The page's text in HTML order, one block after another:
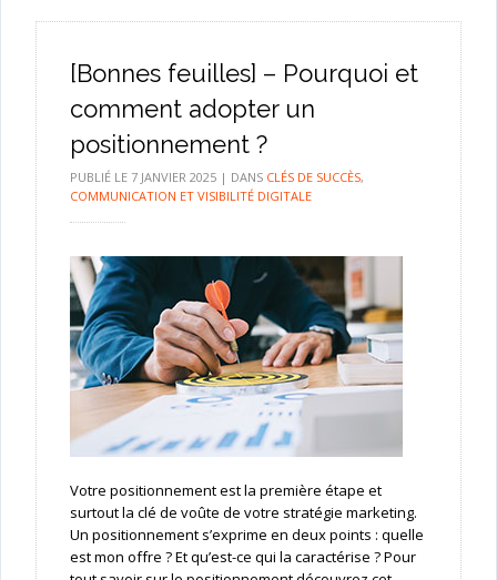
[Bonnes feuilles] – Pourquoi et
comment adopter un
positionnement ?
PUBLIÉ LE 7 JANVIER 2025| DANS CLÉS DE SUCCÈS,
COMMUNICATION ET VISIBILITÉ DIGITALE
Votre positionnement est la première étape et
surtout la clé de voûte de votre stratégie marketing.
Un positionnement s’exprime en deux points : quelle
est mon offre ? Et qu’est-ce qui la caractérise ? Pour